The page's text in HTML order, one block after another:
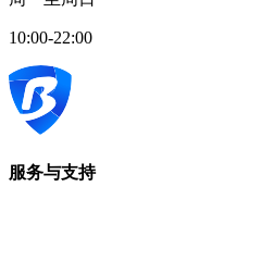
10:00-22:00
服务与支持